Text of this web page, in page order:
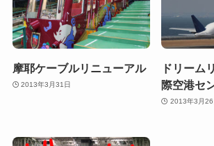
摩耶ケーブルリニューアル
2013年3月31日
ドリーム
際空港セ
2013年3月26